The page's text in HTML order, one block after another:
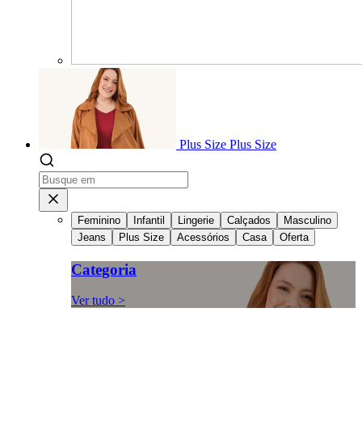
Plus Size Plus Size
Feminino Infantil Lingerie Calçados
Masculino
Jeans
Plus Size Acessórios Casa Oferta
Categoria
Ver tudo >